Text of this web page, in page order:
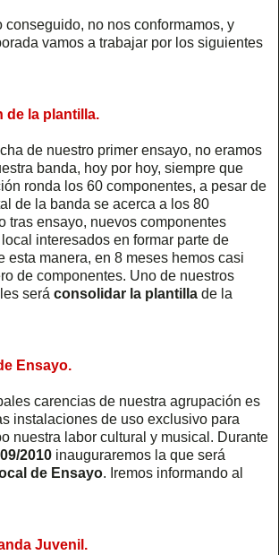
conseguido, no nos conformamos, y
vamos a trabajar por los siguientes
de la plantilla.
de nuestro primer ensayo, no eramos
banda, hoy por hoy, siempre que
ronda los 60 componentes, a pesar de
de la banda se acerca a los 80
tras ensayo, nuevos componentes
interesados en formar parte de
esta manera, en 8 meses hemos casi
de componentes. Uno de nuestros
será consolidar la plantilla de la
Ensayo.
carencias de nuestra agrupación es
instalaciones de uso exclusivo para
nuestra labor cultural y musical. Durante
2010 inauguraremos la que será
de Ensayo. Iremos informando al
Juvenil.